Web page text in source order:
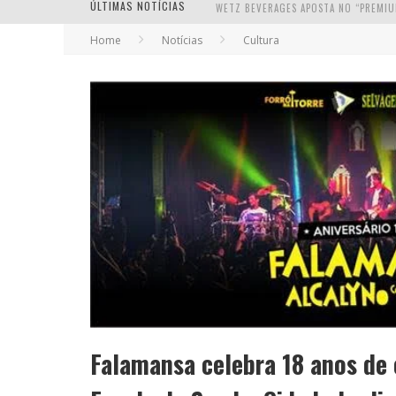
ÚLTIMAS NOTÍCIAS
Home Notícias Cultura
Falamansa celebra 18 anos